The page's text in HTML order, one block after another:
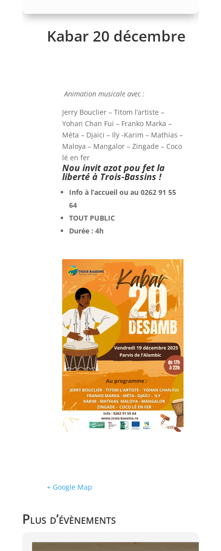
Kabar 20 décembre
Animation musicale avec :
Jerry Bouclier – Titom l’artiste –
Yohan Chan Fui – Franko Marka –
Méta – Djaici – Ily -Karim – Mathias –
Maloya – Mangalor – Zingade – Coco
lé en fer
Nou invit azotpou fet la
liberté à Trois-Bassins !
Info à l’accueil ou au 0262 91 55
64
TOUT PUBLIC
Durée : 4h
+ Google Map
Plus d’évènements